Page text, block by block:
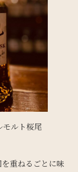
ルト桜尾
重ねるごとに味